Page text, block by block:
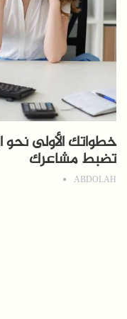
خطواتك الأولى
تضبط مشاعرك
ABDOLAH